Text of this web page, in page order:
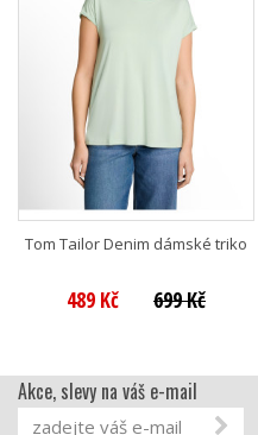
Tom Tailor Denim dámské triko
489 Kč 699 Kč
Akce, slevy na váš e-mail